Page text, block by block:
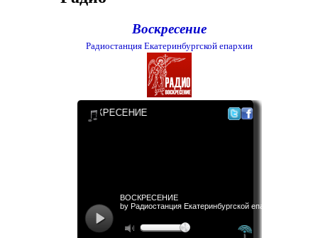
Воскресение
Радиостанция Екатеринбургской епархии